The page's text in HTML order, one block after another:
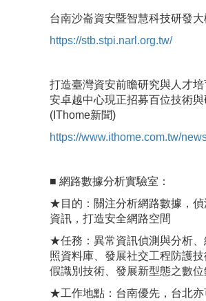
台南沙崙資安暨智慧科技研發大
https://stb.stpi.narl.org.tw/
打造臺灣資安前瞻研究與人才
安卓越中心現正招募百位技術
(IThome新聞)
https://www.ithome.com.tw/
■ 網路數據分析實驗室：
★目的：關注分析網路數據，偵
資訊，打造安全網路空間
★任務：異常資訊偵測與分析、
照資料庫、發展社交工程防護
假識別技術、發展新型態之數
★工作地點：台南優先，台北亦